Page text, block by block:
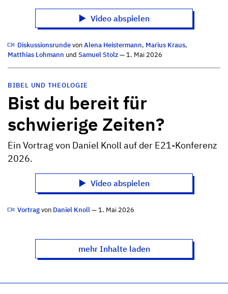
Video abspielen
DiskussionsrundevonAlena Heistermann, Marius Kraus,
Matthias Lohmann und Samuel Stolz— 1. Mai 2026
BIBEL UND THEOLOGIE
Bist du bereit für
schwierige Zeiten?
Ein Vortrag von Daniel Knoll auf der E21-Konferenz
2026.
Video abspielen
Vortragvon Daniel Knoll— 1. Mai 2026
mehr Inhalte laden